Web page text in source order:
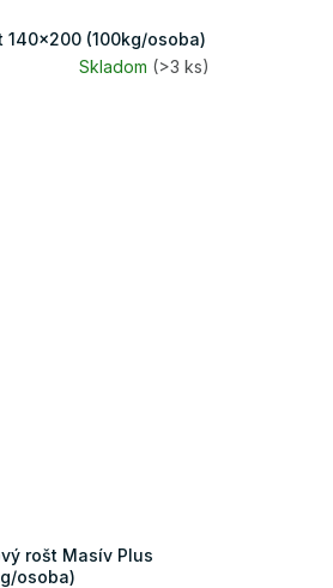
140x200 (100kg/osoba)
Skladom (>3 ks)
rošt Masív Plus
osoba)